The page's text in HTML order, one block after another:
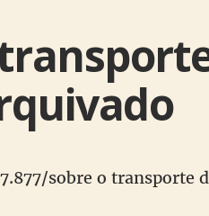
sobre o transporte